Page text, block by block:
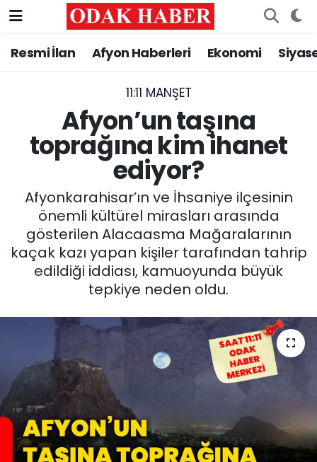
Resmi İlan Afyon Haberleri Ekonomi
11:11 MANŞET
Afyon’un taşına
toprağına kim ihanet
ediyor?
Afyonkarahisar’ın ve İhsaniye ilçesinin
önemli kültürel mirasları arasında
gösterilen Alacaasma Mağaralarının
kaçak kazı yapan kişiler tarafından tahrip
edildiği iddiası, kamuoyunda büyük
tepkiye neden oldu.
AFYONKARAHİSAR HABERLERİ
ASAYİŞ
GÜNCEL
SİYASET
EĞİTİM
MAGAZİN
11:11 MANŞET
Nöbetçi Eczaneler
Hava Durumu
Trafik Durumu
Süper Lig Puan Durumu ve Fikstür
Tüm Manşetler
Son Dakika Haberleri
Haber Arşivi